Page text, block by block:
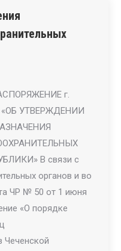
г.
«ОБ УТВЕРЖДЕНИИ
В связи с
органов и во
ЧР № 50 от 1 июня
«О порядке
Чеченской